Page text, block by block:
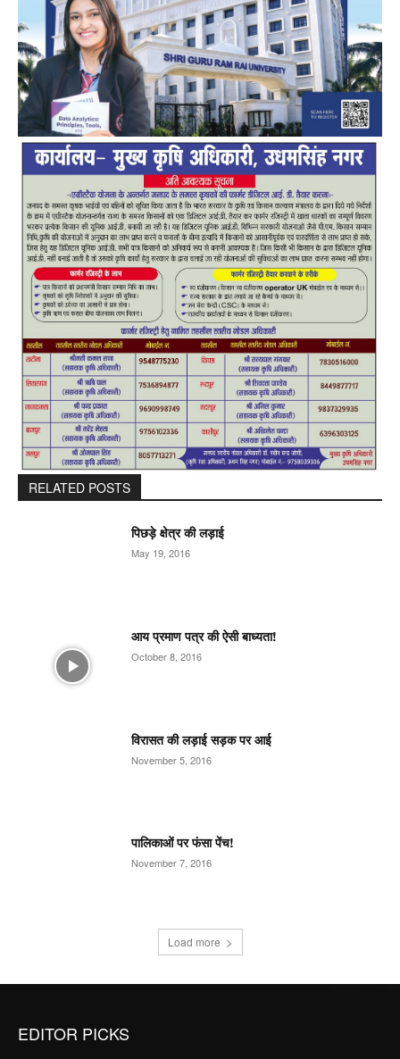
RELATED POSTS
पिछड़े क्षेत्र की लड़ाई
May 19, 2016
आय प्रमाण पत्र की ऐसी बाध्यता!
October 8, 2016
विरासत की लड़ाई सड़क पर आई
November 5, 2016
पालिकाओं पर फंसा पेंच!
November 7, 2016
Load more
EDITOR PICKS